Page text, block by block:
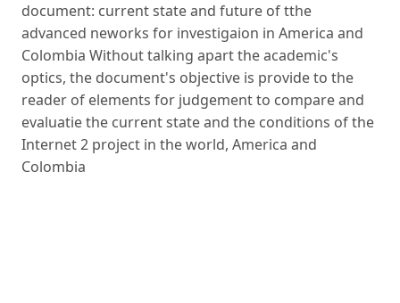
document: current state and future of tthe
advanced neworks for investigaion in America and
Colombia Without talking apart the academic's
optics, the document's objective is provide to the
reader of elements for judgement to compare and
evaluatie the current state and the conditions of the
Internet 2 project in the world, America and
Colombia